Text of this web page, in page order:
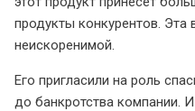
продукты конкурентов. Эта
неискоренимой.
Его пригласили на роль
до банкротства компании.